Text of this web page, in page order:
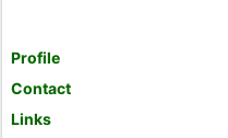
Profile
Contact
Links